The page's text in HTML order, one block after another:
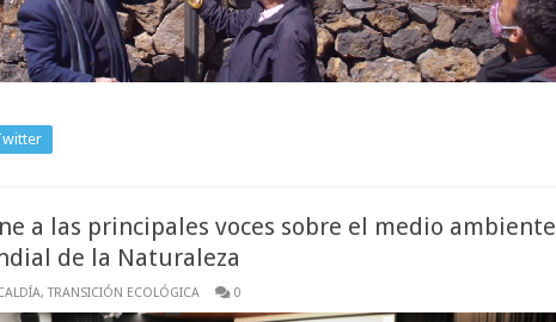
a las principales voces sobre el medio ambiente
de la Naturaleza
,TRANSICIÓN ECOLÓGICA 0